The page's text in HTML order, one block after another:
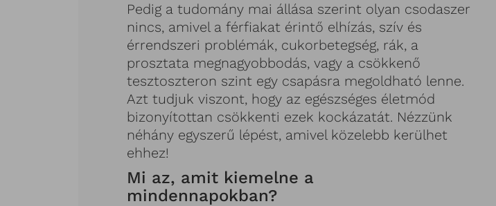
Pedig a tudomány mai állása szerint olyan csodaszer
nincs, amivel a férfiakat érintő elhízás, szív és
érrendszeri problémák, cukorbetegség, rák, a
prosztata megnagyobbodás, vagy a csökkenő
tesztoszteron szint egy csapásra megoldható lenne.
Azt tudjuk viszont, hogy az egészséges életmód
bizonyítottan csökkenti ezek kockázatát. Nézzünk
néhány egyszerű lépést, amivel közelebb kerülhet
ehhez!
Mi az, amit kiemelne a
mindennapokban?